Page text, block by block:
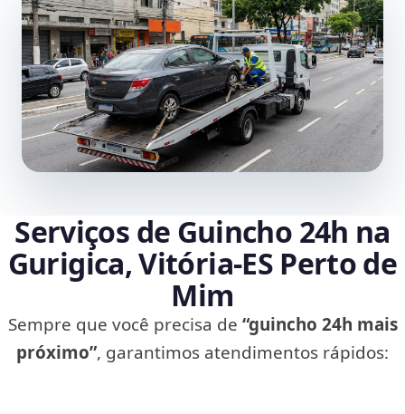
Serviços de Guincho 24h na
Gurigica, Vitória‑ES Perto de
Mim
Sempre que você precisa de “guincho 24h mais
próximo”, garantimos atendimentos rápidos: